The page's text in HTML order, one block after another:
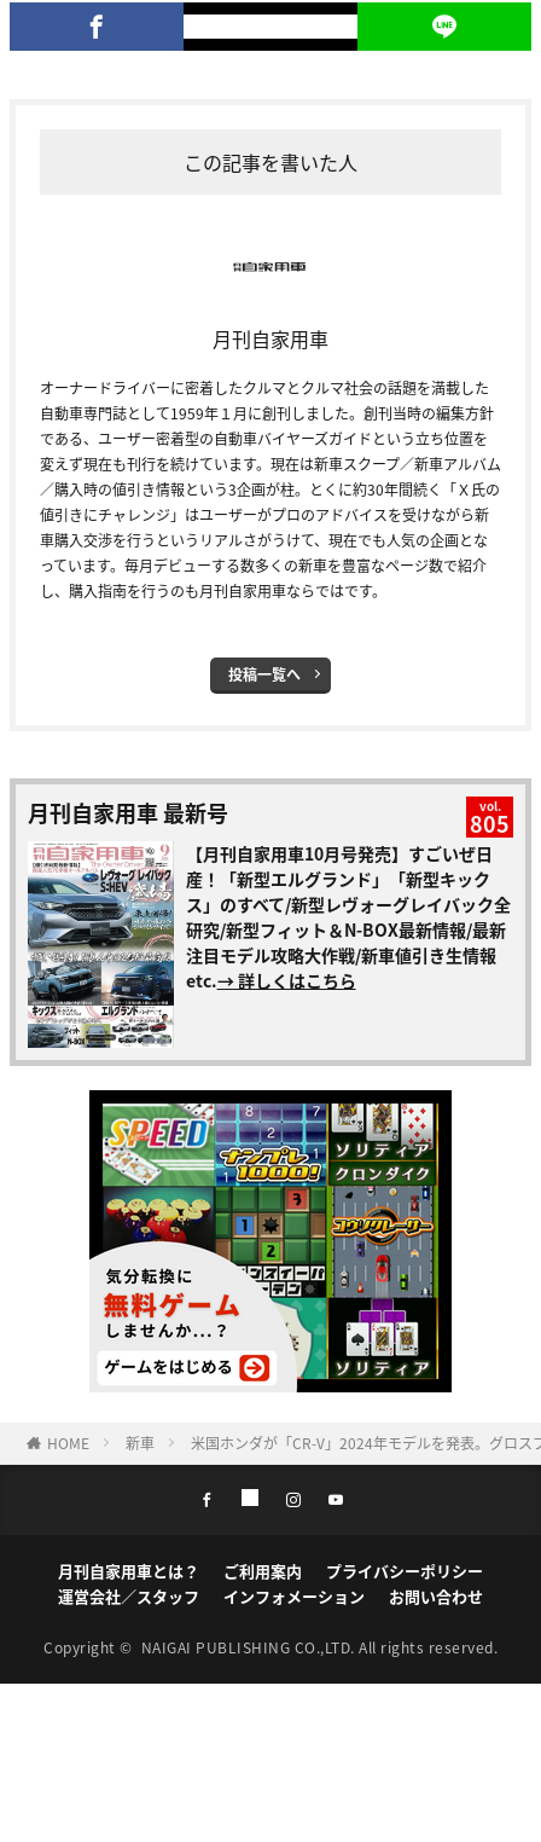
この記事を書いた人
月刊自家用車
オーナードライバーに密着したクルマとクルマ社会の話題を満載した
自動車専門誌として1959年１月に創刊しました。創刊当時の編集方針
である、ユーザー密着型の自動車バイヤーズガイドという立ち位置を
変えず現在も刊行を続けています。現在は新車スクープ／新車アルバム
／購入時の値引き情報という3企画が柱。とくに約30年間続く「Ｘ氏の
値引きにチャレンジ」はユーザーがプロのアドバイスを受けながら新
車購入交渉を行うというリアルさがうけて、現在でも人気の企画とな
っています。毎月デビューする数多くの新車を豊富なページ数で紹介
し、購入指南を行うのも月刊自家用車ならではです。
投稿一覧へ
月刊自家用車 最新号 vol.
805
【月刊自家用車10月号発売】すごいぜ日
産！「新型エルグランド」「新型キック
ス」のすべて/新型レヴォーグレイバック全
研究/新型フィット＆N-BOX最新情報/最新
注目モデル攻略大作戦/新車値引き生情報
etc.→ 詳しくはこちら
HOME 新車 米国ホンダが「CR-V」2024年モデルを発表。グロ
月刊自家用車とは？ ご利用案内
プライバシーポリシー
運営会社／スタッフ
インフォメーション お問い合わせ
Copyright © NAIGAI PUBLISHING CO.,LTD. All rights reserved.